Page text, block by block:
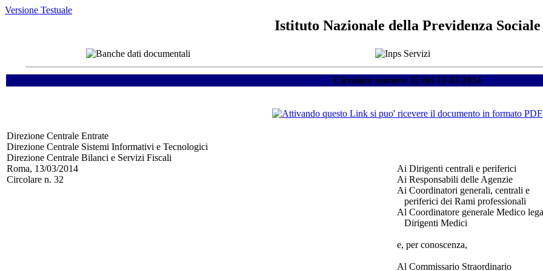
Versione Testuale
Istituto Nazionale della Previdenza Sociale
Circolare numero 32 del 13-03-2014
Direzione Centrale Entrate
Direzione Centrale Sistemi Informativi e Tecnologici
Direzione Centrale Bilanci e Servizi Fiscali
Roma, 13/03/2014
Circolare n. 32
Ai Dirigenti centrali e periferici
Ai Responsabili delle Agenzie
Ai Coordinatori generali, centrali e
periferici dei Rami professionali
Al Coordinatore generale Medico
Dirigenti Medici
e, per conoscenza,
Al Commissario Straordinario